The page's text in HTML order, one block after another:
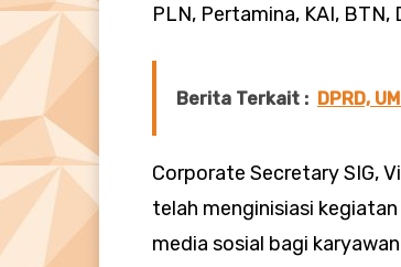
PLN, Pertamina, KAI, BTN,
Berita Terkait : DPRD,
Corporate Secretary SIG,
telah menginisiasi
media sosial bagi